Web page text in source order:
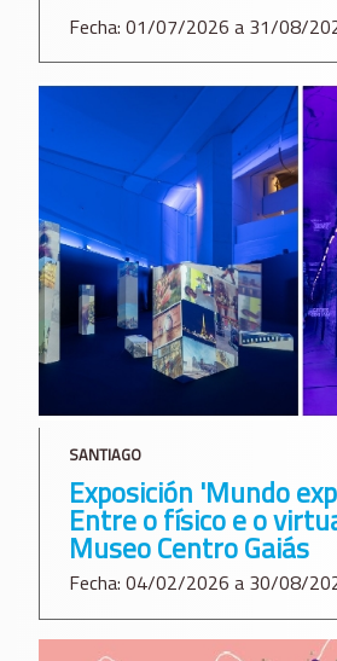
Fecha: 01/07/2026 a 31/08/
SANTIAGO
Exposición 'Mundo
Entre o físico e o
Museo Centro Gaiás
Fecha: 04/02/2026 a 30/08/